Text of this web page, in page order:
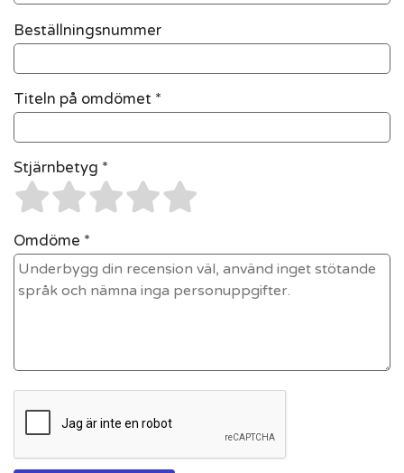
Beställningsnummer
Titeln på omdömet *
Stjärnbetyg *
Omdöme *